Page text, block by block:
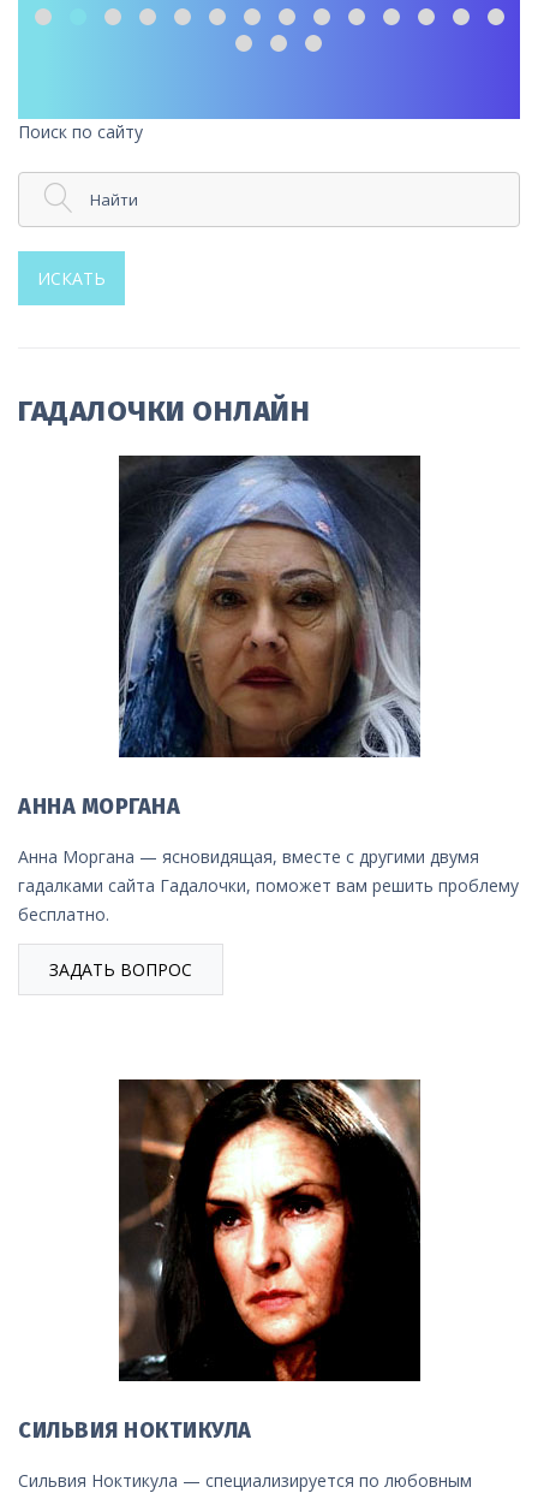
Поиск по сайту
Найти
ИСКАТЬ
ГАДАЛОЧКИ ОНЛАЙН
АННА МОРГАНА
Анна Моргана — ясновидящая, вместе с другими двумя
гадалками сайта Гадалочки, поможет вам решить проблему
бесплатно.
ЗАДАТЬ ВОПРОС
СИЛЬВИЯ НОКТИКУЛА
Сильвия Ноктикула — специализируется по любовным